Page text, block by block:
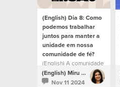
(English) Dia 8: Como
podemos trabalhar
juntos para manter a
unidade em nossa
comunidade de fé?
(English) A comunidade
de fé é chamada à
unidade.
(English) Miru Lucero
Nov 11 2024